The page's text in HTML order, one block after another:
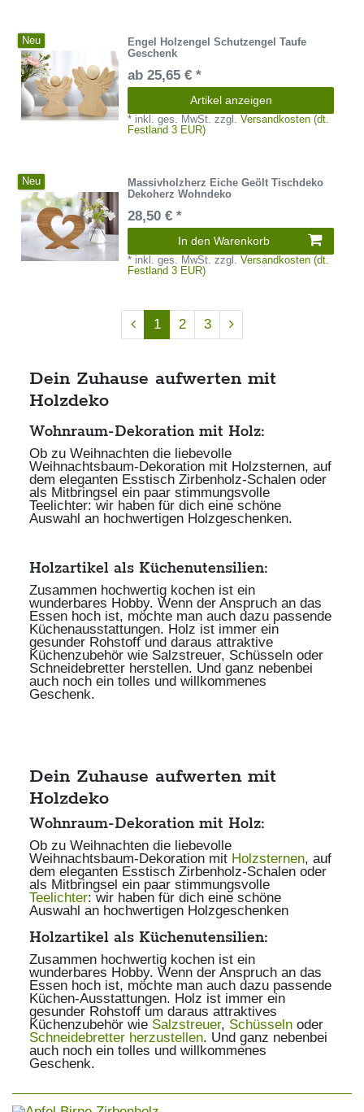
Neu
Engel Holzengel Schutzengel Taufe
Geschenk
ab 25,65 € *
Artikel anzeigen
* inkl. ges. MwSt. zzgl.Versandkosten (dt.
Festland 3 EUR)
Neu
Massivholzherz Eiche Geölt Tischdeko
Dekoherz Wohndeko
28,50 € *
In den Warenkorb
* inkl. ges. MwSt. zzgl.Versandkosten (dt.
Festland 3 EUR)
1 2 3
Dein Zuhause aufwerten mit
Holzdeko
Wohnraum-Dekoration mit Holz:
Ob zu Weihnachten die liebevolle
Weihnachtsbaum-Dekoration mit Holzsternen, auf
dem eleganten Esstisch Zirbenholz-Schalen oder
als Mitbringsel ein paar stimmungsvolle
Teelichter: wir haben für dich eine schöne
Auswahl an hochwertigen Holzgeschenken.
Holzartikel als Küchenutensilien:
Zusammen hochwertig kochen ist ein
wunderbares Hobby. Wenn der Anspruch an das
Essen hoch ist, möchte man auch dazu passende
Küchenausstattungen. Holz ist immer ein
gesunder Rohstoff und daraus attraktive
Küchenzubehör wie Salzstreuer, Schüsseln oder
Schneidebretter herstellen. Und ganz nebenbei
auch noch ein tolles und willkommenes
Geschenk.
Dein Zuhause aufwerten mit
Holzdeko
Wohnraum-Dekoration mit Holz:
Ob zu Weihnachten die liebevolle
Weihnachtsbaum-Dekoration mit Holzsternen, auf
dem eleganten Esstisch Zirbenholz-Schalen oder
als Mitbringsel ein paar stimmungsvolle
Teelichter: wir haben für dich eine schöne
Auswahl an hochwertigen Holzgeschenken
Holzartikel als Küchenutensilien:
Zusammen hochwertig kochen ist ein
wunderbares Hobby. Wenn der Anspruch an das
Essen hoch ist, möchte man auch dazu passende
Küchen-Ausstattungen. Holz ist immer ein
gesunder Rohstoff um daraus attraktives
Küchenzubehör wie Salzstreuer, Schüsseln oder
Schneidebretter herzustellen. Und ganz nebenbei
auch noch ein tolles und willkommenes
Geschenk.